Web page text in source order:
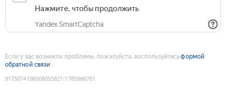
Нажмите, чтобы продолжить
Yandex SmartCaptcha
Если у вас возникли проблемы, пожалуйста, воспользуйтесьформой
обратной связи
9175074198008055821 :1785986701